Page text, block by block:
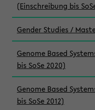
(Einschreibung bis
Gender Studies /
Genome Based
bis SoSe 2020)
Genome Based
bis SoSe 2012)